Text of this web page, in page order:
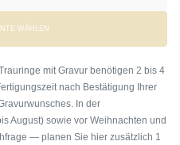
WÄHLEN
mit Gravur benötigen 2 bis 4
nach Bestätigung Ihrer
In der
August) sowie vor Weihnachten und
— planen Sie hier zusätzlich 1